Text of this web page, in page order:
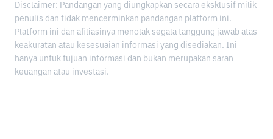
Disclaimer: Pandangan yang diungkapkan secara eksklusif milik
penulis dan tidak mencerminkan pandangan platform ini.
Platform ini dan afiliasinya menolak segala tanggung jawab atas
keakuratan atau kesesuaian informasi yang disediakan. Ini
hanya untuk tujuan informasi dan bukan merupakan saran
keuangan atau investasi.